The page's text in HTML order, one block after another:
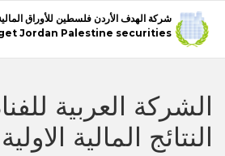
شركة الهدف الأردن فلسطين للأوراق
Jordan Palestine securities
النتائج المالية الاولية